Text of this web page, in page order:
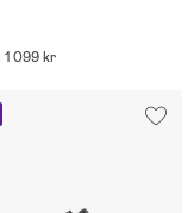
1 099 kr